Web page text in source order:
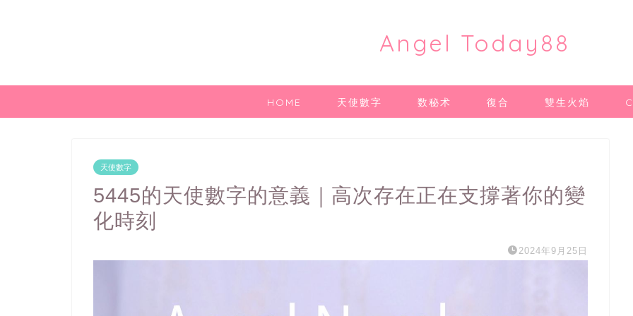
Angel Today88
HOME 天使數字 数秘术 復合 雙生火焰
天使數字
5445的天使數字的意義｜高次存在正在支撐著你的變
化時刻
2024年9月25日